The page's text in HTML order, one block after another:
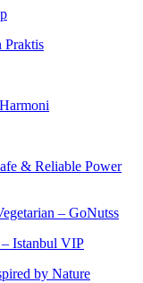
Praktis
& Reliable Power
– GoNutss
Istanbul VIP
by Nature